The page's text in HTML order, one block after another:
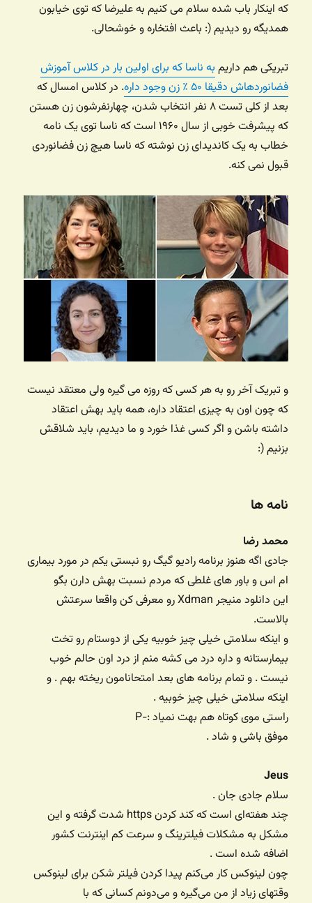
که اینکار باب شده سلام می کنیم به علیرضا که توی خیابون
همدیگه رو دیدیم (: باعث افتخاره و خوشحالی.
تبریکی هم داریم به ناسا که برای اولین بار در کلاس آموزش
فضانوردهاش دقیقا ۵۰ ٪ زن وجود داره
. در کلاس امسال که
بعد از کلی تست ۸ نفر انتخاب شدن، چهارنفرشون زن هستن
که پیشرفت خوبی از سال ۱۹۶۰ است که ناسا توی یک نامه
خطاب به یک کاندیدای زن نوشته که ناسا هیچ زن فضانوردی
قبول نمی کنه.
و تبریک آخر رو به هر کسی که روزه می گیره ولی معتقد نیست
که چون اون به چیزی اعتقاد داره، همه باید بهش اعتقاد
داشته باشن و اگر کسی غذا خورد و ما دیدیم، باید شلاقش
بزنیم (:
نامه ها
محمد رضا
جادی اگه هنوز برنامه رادیو گیگ رو نبستی یکم در مورد بیماری
ام اس و باور های غلطی که مردم نسبت بهش دارن بگو
این دانلود منیجر Xdman رو معرفی کن واقعا سرعتش
بالاست.
و اینکه سلامتی خیلی چیز خوبیه یکی از دوستام رو تخت
بیمارستانه و داره درد می کشه منم از درد اون حالم خوب
نیست . و تمام برنامه های بعد امتحانامون ریخته بهم . و
اینکه سلامتی خیلی چیز خوبیه .
راستی موی کوتاه هم بهت نمیاد :-P
موفق باشی و شاد .
Jeus
سلام جادی جان .
چند هفته‌ای است که کند کردن https شدت گرفته و این
مشکل به مشکلات فیلترینگ و سرعت کم اینترنت کشور
اضافه شده است .
چون لینوکس کار می‌کنم پیدا کردن فیلتر شکن برای لینوکس
وقتهای زیاد از من می‌گیره و می‌دونم کسانی که با